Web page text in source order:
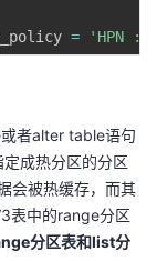
= 'HPN :
者alter table语句
成热分区的分区
会被热缓存，⽽其
表中的range分区
分区表和list分